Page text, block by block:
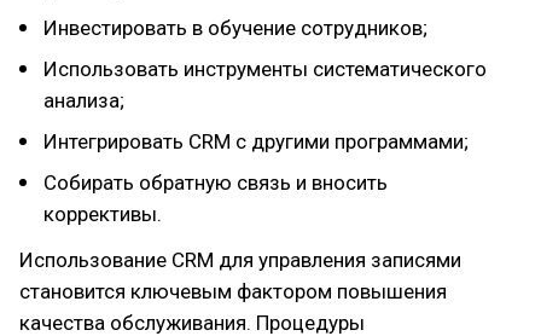
Инвестировать в обучение сотрудников;
Использовать инструменты систематического
анализа;
Интегрировать CRM с другими программами;
Собирать обратную связь и вносить
коррективы.
Использование CRM для управления записями
становится ключевым фактором повышения
качества обслуживания. Процедуры